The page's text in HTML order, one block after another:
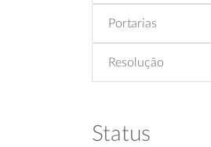
Portarias
Resolução
Status